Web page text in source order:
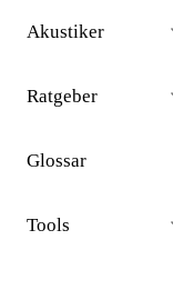
Akustiker
Ratgeber
Glossar
Tools
26
Bremen. Aus
2026 - Profile
können ihr